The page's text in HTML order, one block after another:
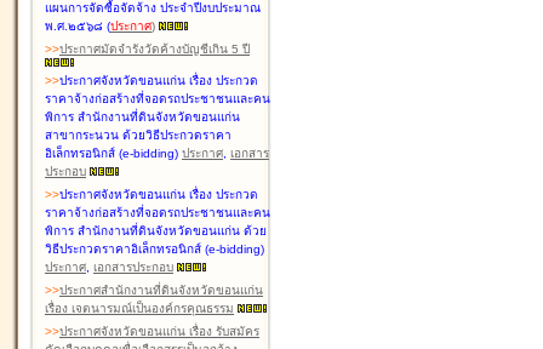
แผนการจัดซื้อจัดจ้าง ประจำปีงบประมาณ
พ.ศ.๒๕๖๘ (ประกาศ)
>>ประกาศมัดจำรังวัดค้างบัญชีเกิน 5 ปี
>>ประกาศจังหวัดขอนแก่น เรื่อง ประกวด
ราคาจ้างก่อสร้างที่จอดรถประชาชนและคน
พิการ สำนักงานที่ดินจังหวัดขอนแก่น
สาขากระนวน ด้วยวิธีประกวดราคา
อิเล็กทรอนิกส์ (e-bidding) ประกาศ, เอกสาร
ประกอบ
>>ประกาศจังหวัดขอนแก่น เรื่อง ประกวด
ราคาจ้างก่อสร้างที่จอดรถประชาชนและคน
พิการ สำนักงานที่ดินจังหวัดขอนแก่น ด้วย
วิธีประกวดราคาอิเล็กทรอนิกส์ (e-bidding)
ประกาศ, เอกสารประกอบ
>>ประกาศสำนักงานที่ดินจังหวัดขอนแก่น
เรื่อง เจตนารมณ์เป็นองค์กรคุณธรรม
>>ประกาศจังหวัดขอนแก่น เรื่อง รับสมัคร